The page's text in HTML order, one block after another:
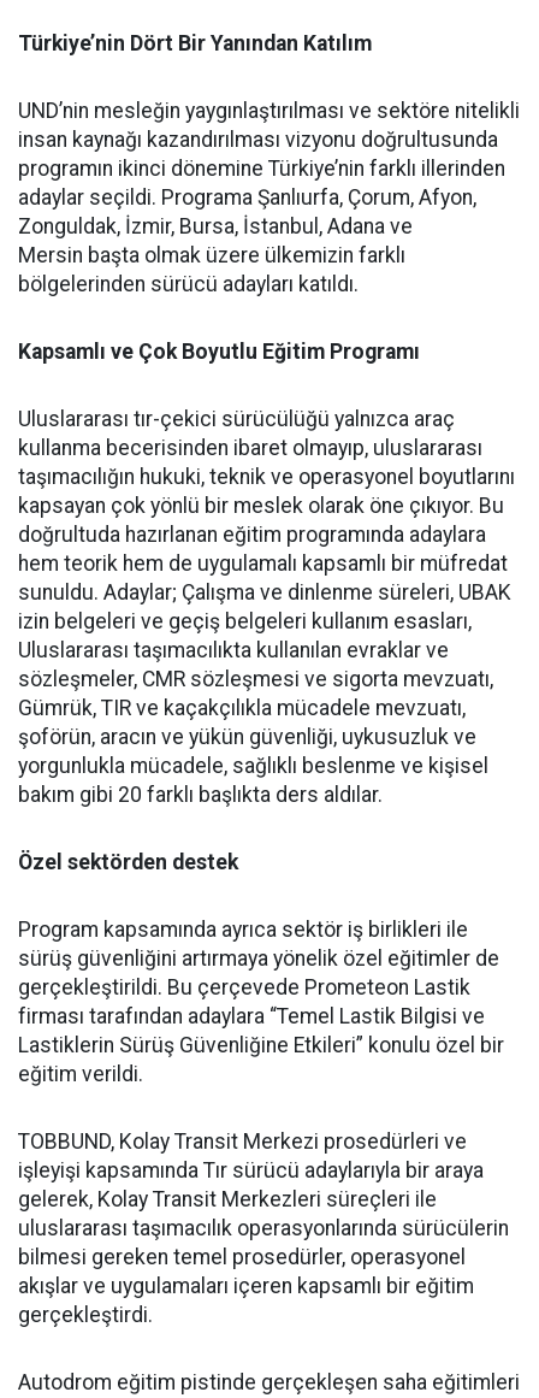
Türkiye’nin Dört Bir Yanından Katılım
UND’nin mesleğin yaygınlaştırılması ve sektöre nitelikli
insan kaynağı kazandırılması vizyonu doğrultusunda
programın ikinci dönemine Türkiye’nin farklı illerinden
adaylar seçildi. Programa Şanlıurfa, Çorum, Afyon,
Zonguldak, İzmir, Bursa, İstanbul, Adana ve
Mersin başta olmak üzere ülkemizin farklı
bölgelerinden sürücü adayları katıldı.
Kapsamlı ve Çok Boyutlu Eğitim Programı
Uluslararası tır-çekici sürücülüğü yalnızca araç
kullanma becerisinden ibaret olmayıp, uluslararası
taşımacılığın hukuki, teknik ve operasyonel boyutlarını
kapsayan çok yönlü bir meslek olarak öne çıkıyor. Bu
doğrultuda hazırlanan eğitim programında adaylara
hem teorik hem de uygulamalı kapsamlı bir müfredat
sunuldu. Adaylar; Çalışma ve dinlenme süreleri, UBAK
izin belgeleri ve geçiş belgeleri kullanım esasları,
Uluslararası taşımacılıkta kullanılan evraklar ve
sözleşmeler, CMR sözleşmesi ve sigorta mevzuatı,
Gümrük, TIR ve kaçakçılıkla mücadele mevzuatı,
şoförün, aracın ve yükün güvenliği, uykusuzluk ve
yorgunlukla mücadele, sağlıklı beslenme ve kişisel
bakım gibi 20 farklı başlıkta ders aldılar.
Özel sektörden destek
Program kapsamında ayrıca sektör iş birlikleri ile
sürüş güvenliğini artırmaya yönelik özel eğitimler de
gerçekleştirildi. Bu çerçevede Prometeon Lastik
firması tarafından adaylara “Temel Lastik Bilgisi ve
Lastiklerin Sürüş Güvenliğine Etkileri” konulu özel bir
eğitim verildi.
TOBBUND, Kolay Transit Merkezi prosedürleri ve
işleyişi kapsamında Tır sürücü adaylarıyla bir araya
gelerek, Kolay Transit Merkezleri süreçleri ile
uluslararası taşımacılık operasyonlarında sürücülerin
bilmesi gereken temel prosedürler, operasyonel
akışlar ve uygulamaları içeren kapsamlı bir eğitim
gerçekleştirdi.
Autodrom eğitim pistinde gerçekleşen saha eğitimleri